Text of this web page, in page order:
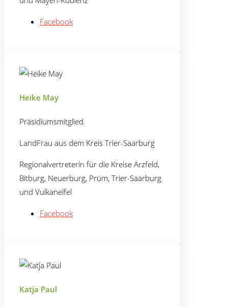
Facebook
Heike May
Präsidiumsmitglied
LandFrau aus dem Kreis Trier-Saarburg
Regionalvertreterin für die Kreise Arzfeld,
Bitburg, Neuerburg, Prüm, Trier-Saarburg
und Vulkaneifel
Facebook
Katja Paul